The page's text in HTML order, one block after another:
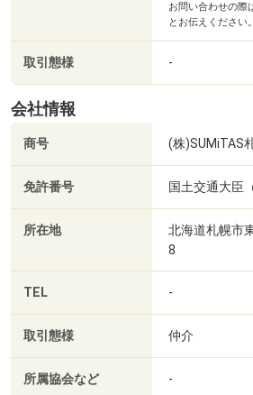
⇒運転をされない方の為にも、ご自
帰りも勿論、どこかご都合の良いと
(5)各社との提携が豊富！
⇒SUMiTASは、「とにかくどんなこ
い！」
そんな想いから、住宅に関わる数多
「不動産業者に相談しに行くのはな
お問い合わせの際
とお伝えください。
取引態様 -
会社情報
商号 (株)SUMiTAS
免許番号 国土交通大臣
所在地
北海道札幌市
8
TEL -
取引態様 仲介
所属協会など -